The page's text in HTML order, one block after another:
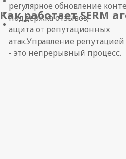
Как работает SERM
регулярное обновление
поддержка отзывов;
ащита от репутационных
атак.Управление
- это непрерывный процесс.